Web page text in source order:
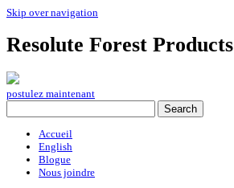
Skip over navigation
Resolute Forest Products
postulez maintenant
Accueil
English
Blogue
Nous joindre